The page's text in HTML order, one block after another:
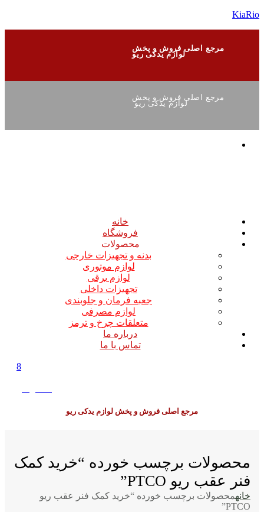
KiaRio
مرجع اصلی فروش و پخش
لوازم یدکی ریو
مرجع اصلی فروش و پخش
لوازم یدکی ریو
خانه
فروشگاه
محصولات
بدنه و تجهیزات خارجی
لوازم موتوری
لوازم برقی
تجهیزات داخلی
جعبه فرمان و جلوبندی
لوازم مصرفی
متعلقات چرخ و ترمز
درباره ما
تماس با ما
8
مرجع اصلی فروش و پخش لوازم یدکی ریو
محصولات برچسب خورده “خرید کمک
فنر عقب ریو PTCO”
خانهمحصولات برچسب خورده “خرید کمک فنر عقب ریو
PTCO”